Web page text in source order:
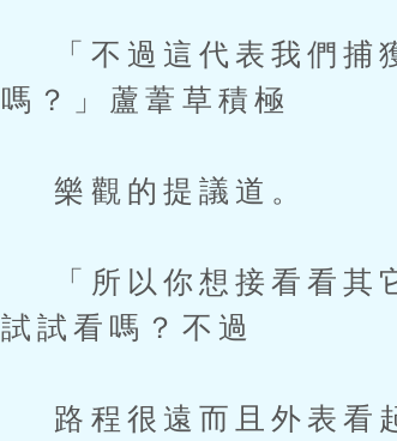
「不過這代表我們捕
嗎？」蘆葦草積極
樂觀的提議道。
「所以你想接看看其
試試看嗎？不過
路程很遠而且外表看